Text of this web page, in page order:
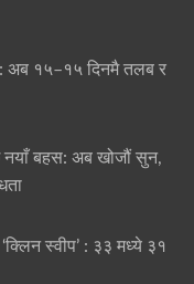
अब १५–१५ दिनमै तलब र
नयाँ बहस: अब खोजौं सुन,
स्वीप’ : ३३ मध्ये ३१